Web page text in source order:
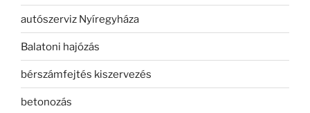
autószerviz Nyíregyháza
Balatoni hajózás
bérszámfejtés kiszervezés
betonozás